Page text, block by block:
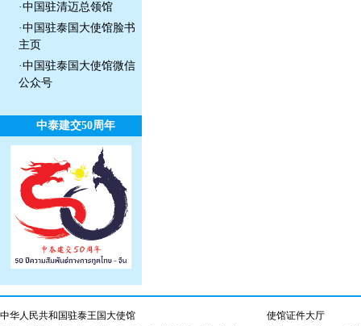
·中国驻清迈总领馆
·中国驻泰国大使馆脸书
主页
·中国驻泰国大使馆微信
公众号
中泰建交50周年
中华人民共和国驻泰王国大使馆
使馆证件大厅